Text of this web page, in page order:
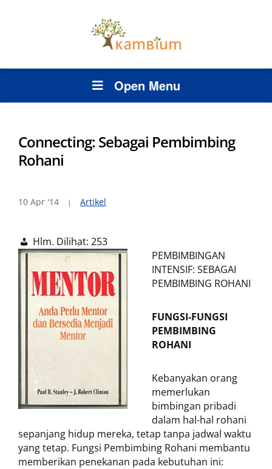
Open Menu
Connecting: Sebagai Pembimbing
Rohani
10 Apr '14 Artikel
Hlm. Dilihat: 253
PEMBIMBINGAN
INTENSIF: SEBAGAI
PEMBIMBING ROHANI
FUNGSI-FUNGSI
PEMBIMBING
ROHANI
Kebanyakan orang
memerlukan
bimbingan pribadi
dalam hal-hal rohani
sepanjang hidup mereka, tetap tanpa jadwal waktu
yang tetap. Fungsi Pembimbing Rohani membantu
memberikan penekanan pada kebutuhan ini: